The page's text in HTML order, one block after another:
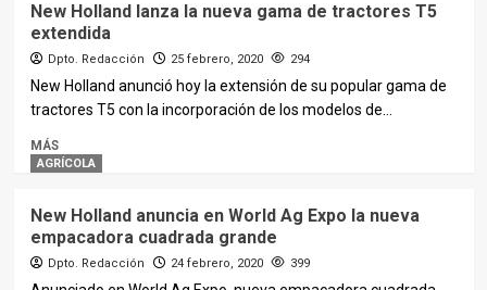
New Holland lanza la nueva gama de tractores T5
extendida
Dpto. Redacción 25 febrero, 2020 294
New Holland anunció hoy la extensión de su popular gama de
tractores T5 con la incorporación de los modelos de...
MÁS
AGRÍCOLA
New Holland anuncia en World Ag Expo la nueva
empacadora cuadrada grande
Dpto. Redacción 24 febrero, 2020 399